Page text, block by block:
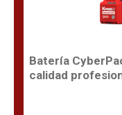
Batería
calidad